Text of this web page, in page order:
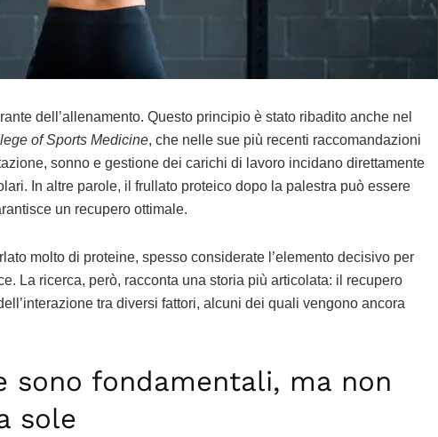
dell’allenamento. Questo principio è stato ribadito anche nel
of Sports Medicine, che nelle sue più recenti raccomandazioni
sonno e gestione dei carichi di lavoro incidano direttamente
In altre parole, il frullato proteico dopo la palestra può essere
un recupero ottimale.
molto di proteine, spesso considerate l’elemento decisivo per
La ricerca, però, racconta una storia più articolata: il recupero
tra diversi fattori, alcuni dei quali vengono ancora
sono fondamentali, ma non
sole